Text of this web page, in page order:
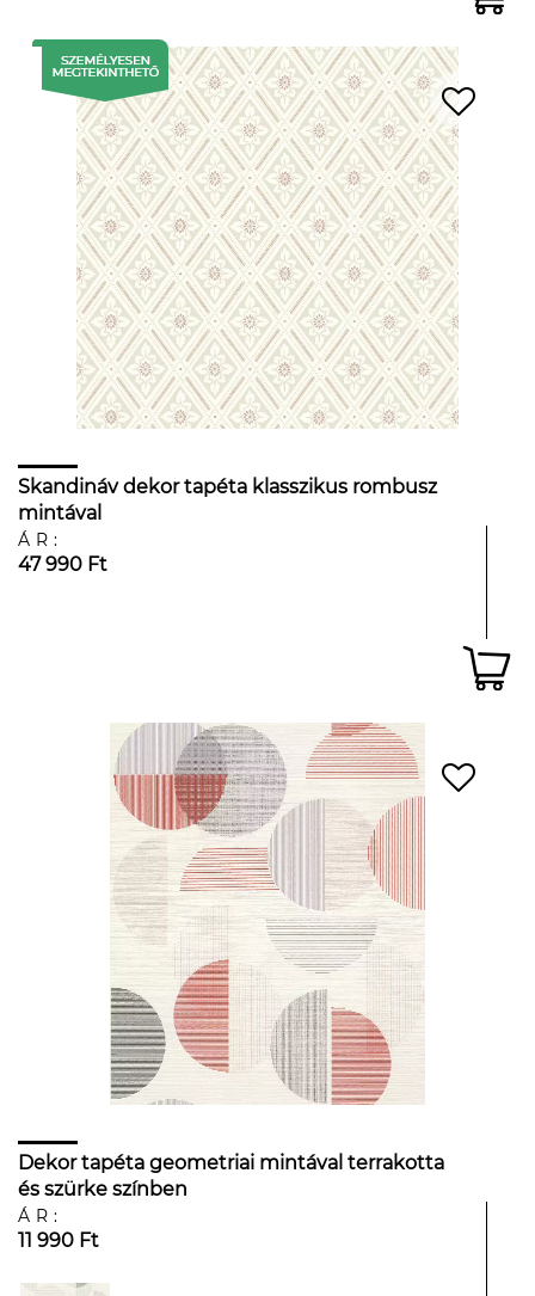
Skandináv dekor tapéta klasszikus rombusz
mintával
ÁR:
47 990 Ft
Dekor tapéta geometriai mintával terrakotta
és szürke színben
ÁR:
11 990 Ft